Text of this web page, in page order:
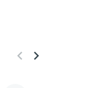
keyboard_arrow_left keyboard_arrow_right